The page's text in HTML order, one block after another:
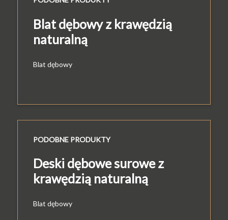
Blat dębowy z krawędzią
naturalną
Blat dębowy
PODOBNE PRODUKTY
Deski dębowe surowe z
krawędzią naturalną
Blat dębowy